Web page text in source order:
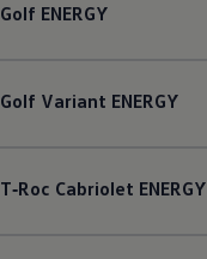
Golf ENERGY
Golf Variant ENERGY
T‑Roc Cabriolet ENERGY